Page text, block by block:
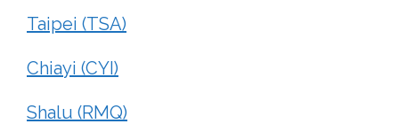
Taipei (TSA)
Chiayi (CYI)
Shalu (RMQ)